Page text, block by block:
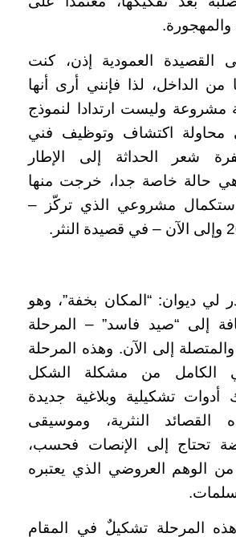
والمهجورة.
العمودية إذن، كنت
من الداخل، لذا فإنني أرى أنها
مشروعة وليست ارتدادا لنموذج
محاولة اكتشاف وتوظيف فني
شعر الحداثة إلى الإطار
حالة خاصة جدا، خرجت منها
مشروعي الذي تركّز –
صدر لي ديوان: “المكان بخفة”، وهو
إلى “صيد فاسد” – المرحلة
والمتصلة إلى الآن. وهذه المرحلة
الكامل من مشكلة الشكل
تشكيلية وبلاغية جديدة
النثرية، وموسيقى
تحتاج إلى الإنصات فحسب،
الوهم العروضي الذي يعتبره
المرحلة تشكيلٌ في المقام